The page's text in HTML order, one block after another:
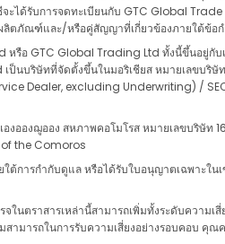
ด้รับการจดทะเบียนกับ GTC Global
ตภัณฑ์และ/หรือคู่สัญญาที่เกี่ยวข้องภายใต้ข้อก
อ GTC Global Trading Ltd ทั้งนี้ขึ้นอยู่กั
เป็นบริษัทที่จัดตั้งขึ้นในมอริเชียส หมายเลข
Dealer, excluding Underwriting) /
องฌูออง สหภาพคอโมโรส หมายเลขบริษั
the Comoros
การกำกับดูแล หรือได้รับใบอนุญาตเฉพาะ
ตราสารเหล่านี้สามารถเพิ่มทั้งระดับความ
ารถในการรับความเสี่ยงอย่างรอบคอบ คุ